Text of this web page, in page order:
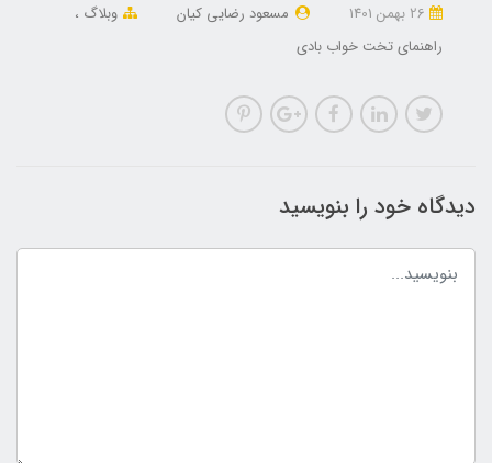
مسعود رضایی کیان
وبلاگ
راهنمای تخت خواب بادی
دیدگاه خود را بنویسید